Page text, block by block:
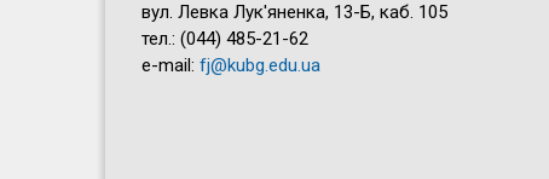
вул. Левка Лук'яненка, 13-Б, каб. 105
тел.: (044) 485-21-62
e-mail: fj@kubg.edu.ua